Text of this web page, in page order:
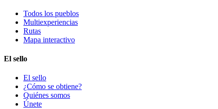
Todos los pueblos
Multiexperiencias
Rutas
Mapa interactivo
El sello
El sello
¿Cómo se obtiene?
Quiénes somos
Únete